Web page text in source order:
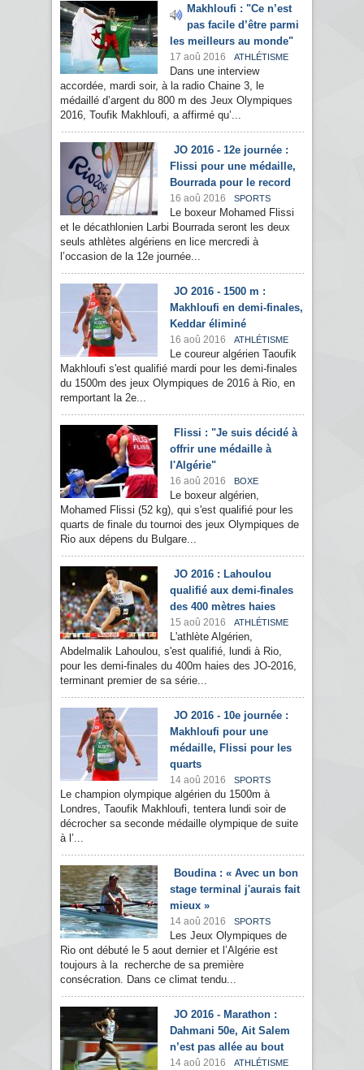
Makhloufi : "Ce n’est
pas facile d’être parmi
les meilleurs au monde"
17 aoû 2016 ATHLÉTISME
Dans une interview
accordée, mardi soir, à la radio Chaine 3, le
médaillé d’argent du 800 m des Jeux Olympiques
2016, Toufik Makhloufi, a affirmé qu’...
JO 2016 - 12e journée :
Flissi pour une médaille,
Bourrada pour le record
16 aoû 2016 SPORTS
Le boxeur Mohamed Flissi
et le décathlonien Larbi Bourrada seront les deux
seuls athlètes algériens en lice mercredi à
l’occasion de la 12e journée...
JO 2016 - 1500 m :
Makhloufi en demi-finales,
Keddar éliminé
16 aoû 2016 ATHLÉTISME
Le coureur algérien Taoufik
Makhloufi s'est qualifié mardi pour les demi-finales
du 1500m des jeux Olympiques de 2016 à Rio, en
remportant la 2e...
Flissi : "Je suis décidé à
offrir une médaille à
l'Algérie"
16 aoû 2016 BOXE
Le boxeur algérien,
Mohamed Flissi (52 kg), qui s'est qualifié pour les
quarts de finale du tournoi des jeux Olympiques de
Rio aux dépens du Bulgare...
JO 2016 : Lahoulou
qualifié aux demi-finales
des 400 mètres haies
15 aoû 2016 ATHLÉTISME
L'athlète Algérien,
Abdelmalik Lahoulou, s'est qualifié, lundi à Rio,
pour les demi-finales du 400m haies des JO-2016,
terminant premier de sa série...
JO 2016 - 10e journée :
Makhloufi pour une
médaille, Flissi pour les
quarts
14 aoû 2016 SPORTS
Le champion olympique algérien du 1500m à
Londres, Taoufik Makhloufi, tentera lundi soir de
décrocher sa seconde médaille olympique de suite
à l’...
Boudina : « Avec un bon
stage terminal j'aurais fait
mieux »
14 aoû 2016 SPORTS
Les Jeux Olympiques de
Rio ont débuté le 5 aout dernier et l’Algérie est
toujours à la recherche de sa première
consécration. Dans ce climat tendu...
JO 2016 - Marathon :
Dahmani 50e, Ait Salem
n’est pas allée au bout
14 aoû 2016 ATHLÉTISME